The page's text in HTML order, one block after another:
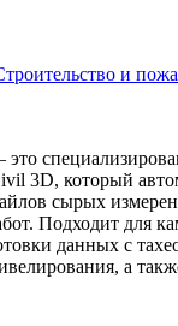
и
3D, который
сырых
Подходит для
данных с
а